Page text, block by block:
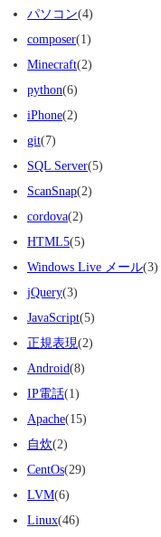
パソコン(4)
composer(1)
Minecraft(2)
python(6)
iPhone(2)
git(7)
SQL Server(5)
ScanSnap(2)
cordova(2)
HTML5(5)
Windows Live メール(3)
jQuery(3)
JavaScript(5)
正規表現(2)
Android(8)
IP電話(1)
Apache(15)
自炊(2)
CentOs(29)
LVM(6)
Linux(46)